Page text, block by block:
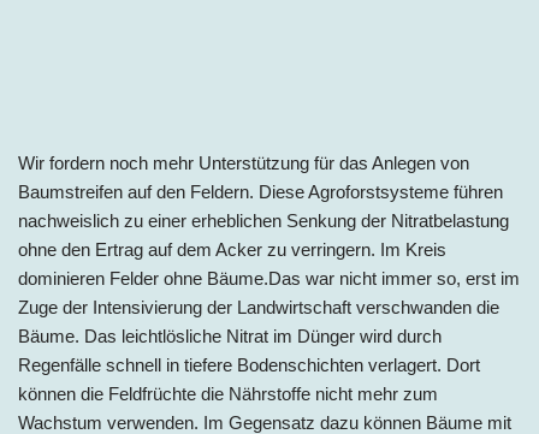
Wir fordern noch mehr Unterstützung für das Anlegen von
Baumstreifen auf den Feldern. Diese Agroforstsysteme führen
nachweislich zu einer erheblichen Senkung der Nitratbelastung
ohne den Ertrag auf dem Acker zu verringern. Im Kreis
dominieren Felder ohne Bäume.Das war nicht immer so, erst im
Zuge der Intensivierung der Landwirtschaft verschwanden die
Bäume. Das leichtlösliche Nitrat im Dünger wird durch
Regenfälle schnell in tiefere Bodenschichten verlagert. Dort
können die Feldfrüchte die Nährstoffe nicht mehr zum
Wachstum verwenden. Im Gegensatz dazu können Bäume mit